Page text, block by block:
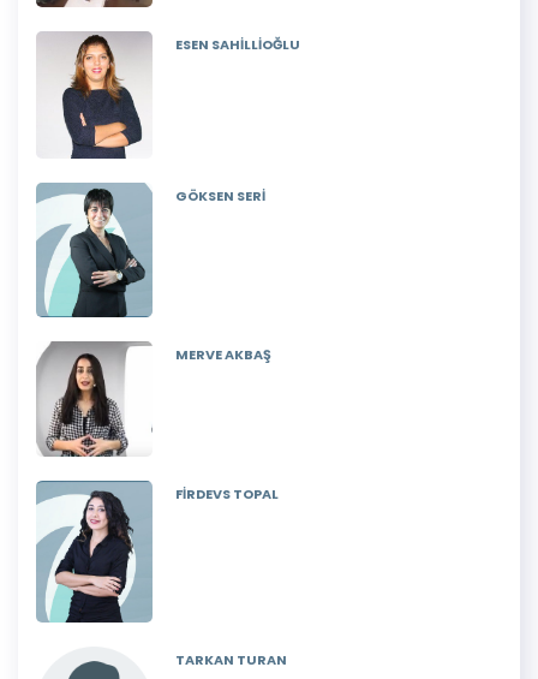
ESEN SAHİLLİOĞLU
GÖKSEN SERİ
MERVE AKBAŞ
FİRDEVS TOPAL
TARKAN TURAN